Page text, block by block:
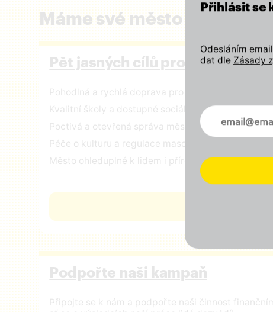
Přihlásit se
Odesláním
dat dle Zásady
Máme své město rádi a
Pět jasných cílů pro Prahu
Pohodlná a rychlá doprava pro všechny
Kvalitní školy a dostupné sociální služby
Poctivá a otevřená správa městských financí
Péče o kulturu a regulace masového turismu
Město ohleduplné k lidem i přírodě
Podpořte naši kampaň
Připojte se k nám a podpořte naši činnost